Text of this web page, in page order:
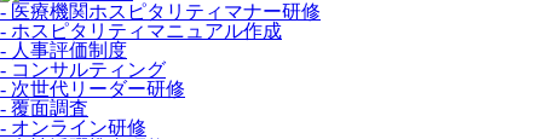
- 医療機関ホスピタリティマナー研修
- ホスピタリティマニュアル作成
- 人事評価制度
- コンサルティング
- 次世代リーダー研修
- 覆面調査
- オンライン研修